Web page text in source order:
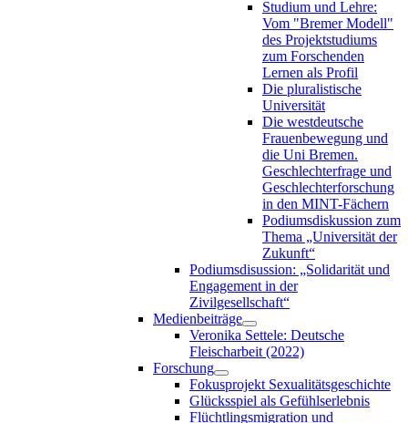
Studium und Lehre:
Vom "Bremer Modell"
des Projektstudiums
zum Forschenden
Lernen als Profil
Die pluralistische
Universität
Die westdeutsche
Frauenbewegung und
die Uni Bremen.
Geschlechterfrage und
Geschlechterforschung
in den MINT-Fächern
Podiumsdiskussion zum
Thema „Universität der
Zukunft“
Podiumsdisussion: „Solidarität und
Engagement in der
Zivilgesellschaft“
Medienbeiträge
Veronika Settele: Deutsche
Fleischarbeit (2022)
Forschung
Fokusprojekt Sexualitätsgeschichte
Glücksspiel als Gefühlserlebnis
Flüchtlingsmigration und